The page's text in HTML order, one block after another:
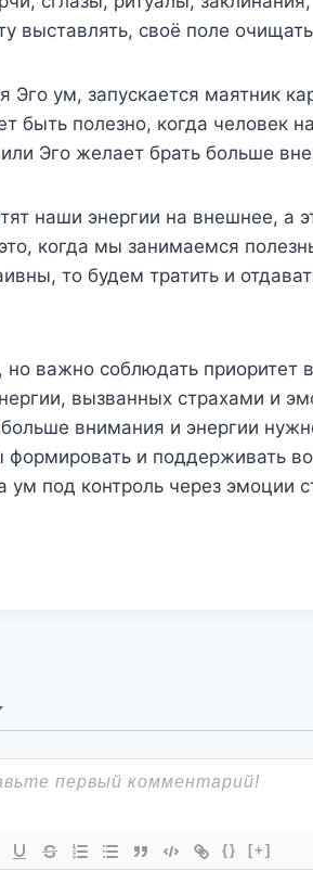
выставлять, своё поле
Эго ум, запускается маятник
быть полезно, когда человек
Эго желает брать больше
наши энергии на внешнее,
когда мы занимаемся
то будем тратить и
важно соблюдать приоритет
вызванных страхами и
внимания и энергии
и поддерживать
под контроль через эмоции
{} [+]